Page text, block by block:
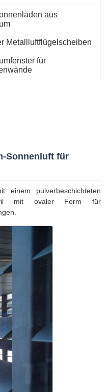
aus
Metallluftflügelscheiben
für
Sonnenluft für
einem pulverbeschichteten
mit ovaler Form für